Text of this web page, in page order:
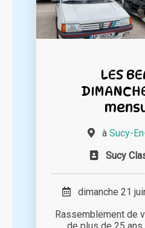
LES
à Sucy-
Sucy
dimanche 21
Rassemblement de